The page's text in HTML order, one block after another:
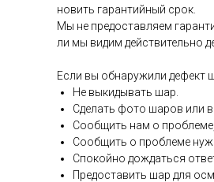
новить га­ран­тий­ный срок.
Мы не пре­дос­тавля­ем
ли мы ви­дим дей­стви­тель­но
Ес­ли вы об­на­ружи­ли де­фект
Не вы­киды­вать шар.
Сде­лать фо­то ша­ров или
Со­об­щить нам о
Со­об­щить о проб­ле­ме
Спо­кой­но дож­дать­ся
Пре­дос­та­вить шар для